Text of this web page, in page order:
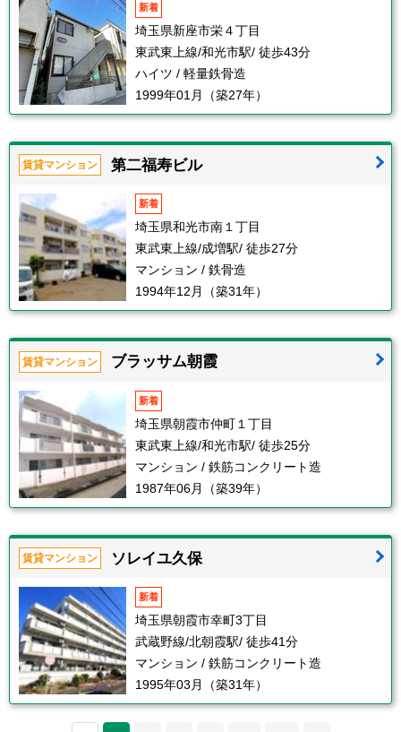
新着
埼玉県新座市栄４丁目
東武東上線/和光市駅/ 徒歩43分
ハイツ / 軽量鉄骨造
1999年01月（築27年）
賃貸マンション 第二福寿ビル
新着
埼玉県和光市南１丁目
東武東上線/成増駅/ 徒歩27分
マンション / 鉄骨造
1994年12月（築31年）
賃貸マンション ブラッサム朝霞
新着
埼玉県朝霞市仲町１丁目
東武東上線/和光市駅/ 徒歩25分
マンション / 鉄筋コンクリート造
1987年06月（築39年）
賃貸マンション ソレイユ久保
新着
埼玉県朝霞市幸町3丁目
武蔵野線/北朝霞駅/ 徒歩41分
マンション / 鉄筋コンクリート造
1995年03月（築31年）